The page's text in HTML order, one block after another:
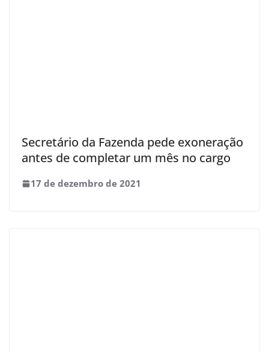
Secretário da Fazenda pede exoneração
antes de completar um mês no cargo
17 de dezembro de 2021